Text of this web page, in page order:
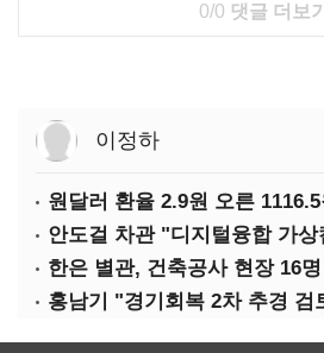
0/0 댓글 더보기
이정하
원달러 환율 2.9원 오른
한은 별관, 건축공사 현장 16